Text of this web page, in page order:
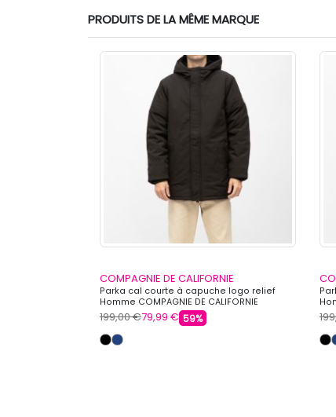
PRODUITS DE LA MÊME MARQUE
COMPAGNIE DE CALIFORNIE
Parka cal courte à capuche logo relief
Homme COMPAGNIE DE CALIFORNIE
199,00 €79,99 € 59%